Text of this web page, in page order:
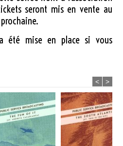
seront mis en vente au
a été mise en place si vous
< >